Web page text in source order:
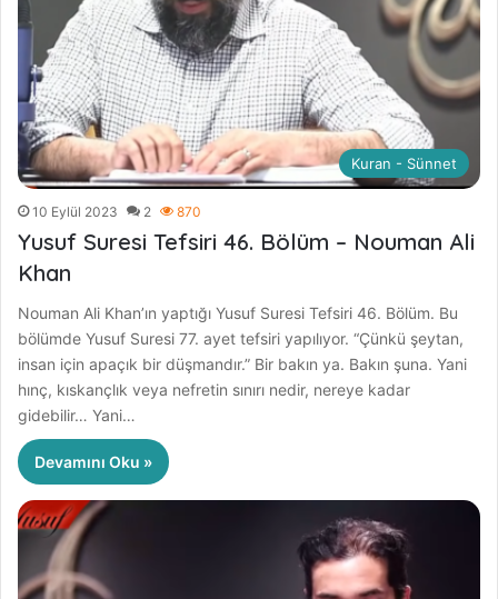
Kuran - Sünnet
10 Eylül 2023 2 870
Yusuf Suresi Tefsiri 46. Bölüm – Nouman Ali
Khan
Nouman Ali Khan’ın yaptığı Yusuf Suresi Tefsiri 46. Bölüm. Bu
bölümde Yusuf Suresi 77. ayet tefsiri yapılıyor. “Çünkü şeytan,
insan için apaçık bir düşmandır.” Bir bakın ya. Bakın şuna. Yani
hınç, kıskançlık veya nefretin sınırı nedir, nereye kadar
gidebilir… Yani…
Devamını Oku »